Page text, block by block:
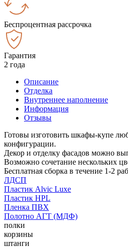
Беспроцентная рассрочка
Гарантия
2 года
Описание
Отделка
Внутреннее наполнение
Информация
Отзывы
Готовы изготовить шкафы-купе
конфигурации.
Декор и отделку фасадов можно
Возможно сочетание нескольких
Бесплатная сборка в течение 1-2
ЛДСП
Пластик Alvic Luxe
Пластик HPL
Пленка ПВХ
Полотно АГТ (МДФ)
полки
корзины
штанги